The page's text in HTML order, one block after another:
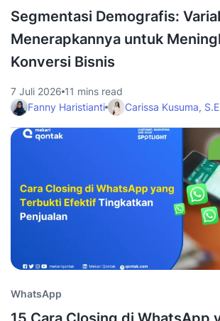
Segmentasi Demografis:
Menerapkannya untuk
Konversi Bisnis
7 Juli 2026 11 mins read
Fanny Haristianti
Carissa Kusuma,
WhatsApp